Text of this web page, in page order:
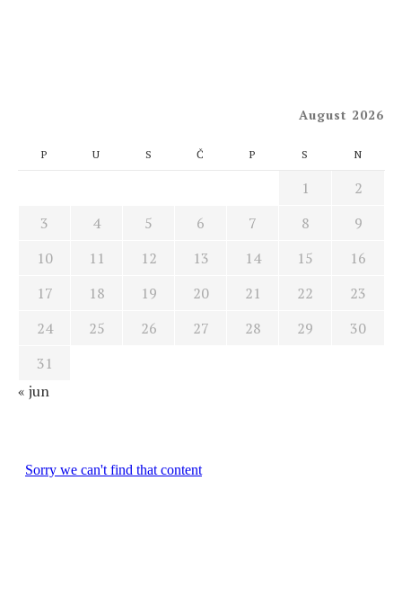
August 2026
P U S Č P S N
1
2
3
4 5 6 7 8
9
10
11 12 13 14 15
16
17
18 19 20 21 22
23
24
25 26 27 28 29
30
31
« jun